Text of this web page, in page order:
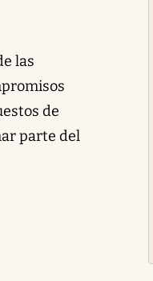
las
de
parte del